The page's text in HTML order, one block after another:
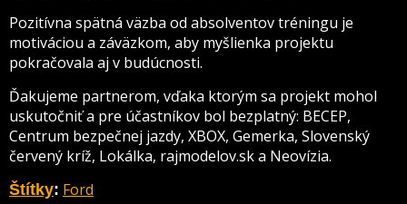
Pozitívna spätná väzba od absolventov tréningu je
motiváciou a záväzkom, aby myšlienka projektu
pokračovala aj v budúcnosti.
Ďakujeme partnerom, vďaka ktorým sa projekt mohol
uskutočniť a pre účastníkov bol bezplatný: BECEP,
Centrum bezpečnej jazdy, XBOX, Gemerka, Slovenský
červený kríž, Lokálka, rajmodelov.sk a Neovízia.
Štítky: Ford